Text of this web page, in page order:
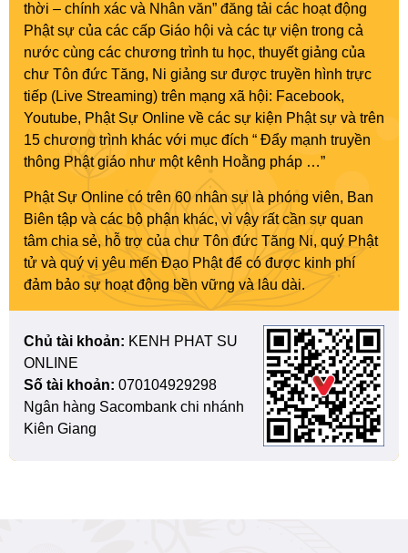
thời – chính xác và Nhân văn” đăng tải các hoạt động
Phật sự của các cấp Giáo hội và các tự viện trong cả
nước cùng các chương trình tu học, thuyết giảng của
chư Tôn đức Tăng, Ni giảng sư được truyền hình trực
tiếp (Live Streaming) trên mạng xã hội: Facebook,
Youtube, Phật Sự Online về các sự kiện Phật sự và trên
15 chương trình khác với mục đích “ Đẩy mạnh truyền
thông Phật giáo như một kênh Hoằng pháp …”
Phật Sự Online có trên 60 nhân sự là phóng viên, Ban
Biên tập và các bộ phận khác, vì vậy rất cần sự quan
tâm chia sẻ, hỗ trợ của chư Tôn đức Tăng Ni, quý Phật
tử và quý vị yêu mến Đạo Phật để có được kinh phí
đảm bảo sự hoạt động bền vững và lâu dài.
Chủ tài khoản: KENH PHAT SU
ONLINE
Số tài khoản: 070104929298
Ngân hàng Sacombank chi nhánh
Kiên Giang